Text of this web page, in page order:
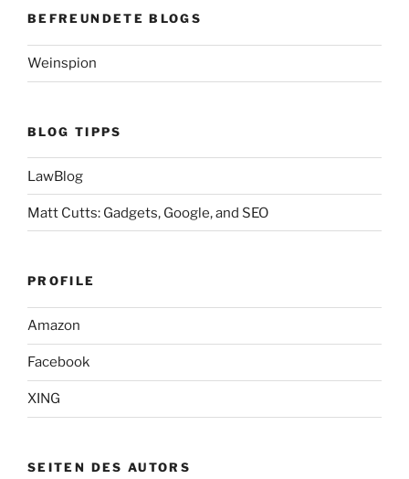
BEFREUNDETE BLOGS
Weinspion
BLOG TIPPS
LawBlog
Matt Cutts: Gadgets, Google, and SEO
PROFILE
Amazon
Facebook
XING
SEITEN DES AUTORS